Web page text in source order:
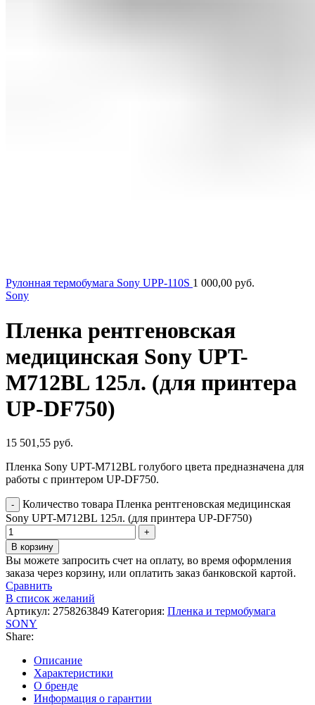
Рулонная термобумага Sony UPP-110S 1 000,00 руб.
Sony
Пленка рентгеновская
медицинская Sony UPT-
M712BL 125л. (для принтера
UP-DF750)
15 501,55 руб.
Пленка Sony UPT-M712BL голубого цвета предназначена для
работы с принтером UP-DF750.
Количество товара Пленка рентгеновская медицинская
Sony UPT-M712BL 125л. (для принтера UP-DF750)
В корзину
Вы можете запросить счет на оплату, во время оформления
заказа через корзину, или оплатить заказ банковской картой.
Сравнить
В список желаний
Артикул: 2758263849 Категория: Пленка и термобумага
SONY
Share:
Описание
Характеристики
О бренде
Информация о гарантии